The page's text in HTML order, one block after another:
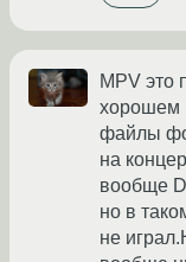
MPV это
хорошем
файлы
на
вообще
но в
не